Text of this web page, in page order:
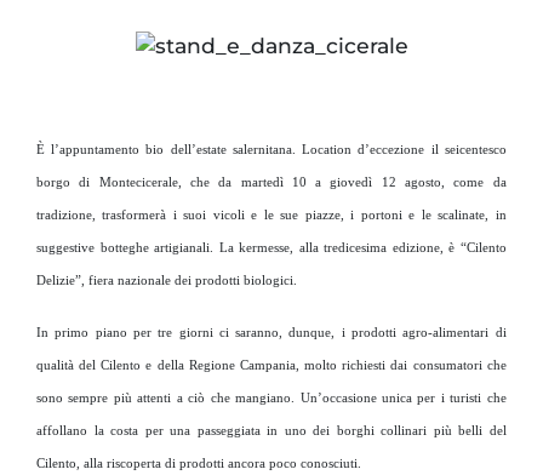
È l’appuntamento bio dell’estate salernitana. Location d’eccezione il seicentesco
borgo di Montecicerale, che da martedì 10 a giovedì 12 agosto, come da
tradizione, trasformerà i suoi vicoli e le sue piazze, i portoni e le scalinate, in
suggestive botteghe artigianali. La kermesse, alla tredicesima edizione, è “Cilento
Delizie”, fiera nazionale dei prodotti biologici.
In primo piano per tre giorni ci saranno, dunque, i prodotti agro-alimentari di
qualità del Cilento e della Regione Campania, molto richiesti dai consumatori che
sono sempre più attenti a ciò che mangiano. Un’occasione unica per i turisti che
affollano la costa per una passeggiata in uno dei borghi collinari più belli del
Cilento, alla riscoperta di prodotti ancora poco conosciuti.